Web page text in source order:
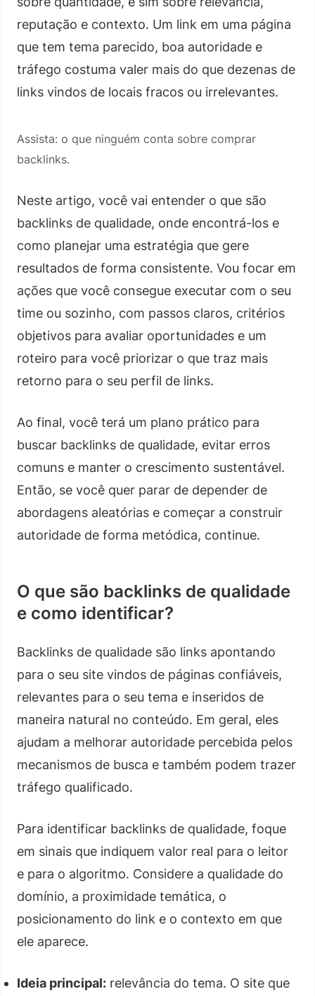
reputação e contexto. Um link em uma página
que tem tema parecido, boa autoridade e
tráfego costuma valer mais do que dezenas de
links vindos de locais fracos ou irrelevantes.
Assista: o que ninguém conta sobre comprar
backlinks.
Neste artigo, você vai entender o que são
backlinks de qualidade, onde encontrá-los e
como planejar uma estratégia que gere
resultados de forma consistente. Vou focar em
ações que você consegue executar com o seu
time ou sozinho, com passos claros, critérios
objetivos para avaliar oportunidades e um
roteiro para você priorizar o que traz mais
retorno para o seu perfil de links.
Ao final, você terá um plano prático para
buscar backlinks de qualidade, evitar erros
comuns e manter o crescimento sustentável.
Então, se você quer parar de depender de
abordagens aleatórias e começar a construir
autoridade de forma metódica, continue.
O que são backlinks de qualidade
e como identificar?
Backlinks de qualidade são links apontando
para o seu site vindos de páginas confiáveis,
relevantes para o seu tema e inseridos de
maneira natural no conteúdo. Em geral, eles
ajudam a melhorar autoridade percebida pelos
mecanismos de busca e também podem trazer
tráfego qualificado.
Para identificar backlinks de qualidade, foque
em sinais que indiquem valor real para o leitor
e para o algoritmo. Considere a qualidade do
domínio, a proximidade temática, o
posicionamento do link e o contexto em que
ele aparece.
Ideia principal: relevância do tema. O site que